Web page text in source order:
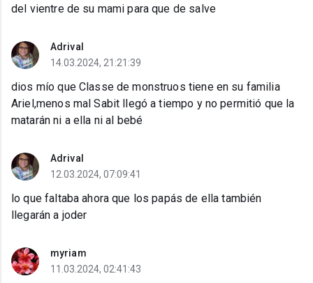
del vientre de su mami para que de salve
Adrival
14.03.2024, 21:21:39
dios mío que Classe de monstruos tiene en su familia
Ariel,menos mal Sabit llegó a tiempo y no permitió que la
matarán ni a ella ni al bebé
Adrival
12.03.2024, 07:09:41
lo que faltaba ahora que los papás de ella también
llegarán a joder
myriam
11.03.2024, 02:41:43